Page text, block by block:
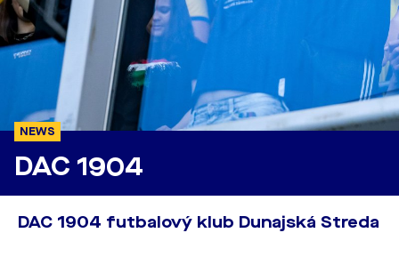
NEWS
DAC 1904
DAC 1904 futbalový klub Dunajská Streda